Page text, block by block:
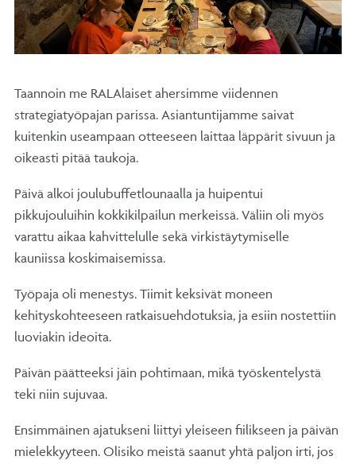
Taannoin me RALAlaiset ahersimme viidennen
strategiatyöpajan parissa. Asiantuntijamme saivat
kuitenkin useampaan otteeseen laittaa läppärit sivuun ja
oikeasti pitää taukoja.
Päivä alkoi joulubuffetlounaalla ja huipentui
pikkujouluihin kokkikilpailun merkeissä. Väliin oli myös
varattu aikaa kahvittelulle sekä virkistäytymiselle
kauniissa koskimaisemissa.
Työpaja oli menestys. Tiimit keksivät moneen
kehityskohteeseen ratkaisuehdotuksia, ja esiin nostettiin
luoviakin ideoita.
Päivän päätteeksi jäin pohtimaan, mikä työskentelystä
teki niin sujuvaa.
Ensimmäinen ajatukseni liittyi yleiseen fiilikseen ja päivän
mielekkyyteen. Olisiko meistä saanut yhtä paljon irti, jos